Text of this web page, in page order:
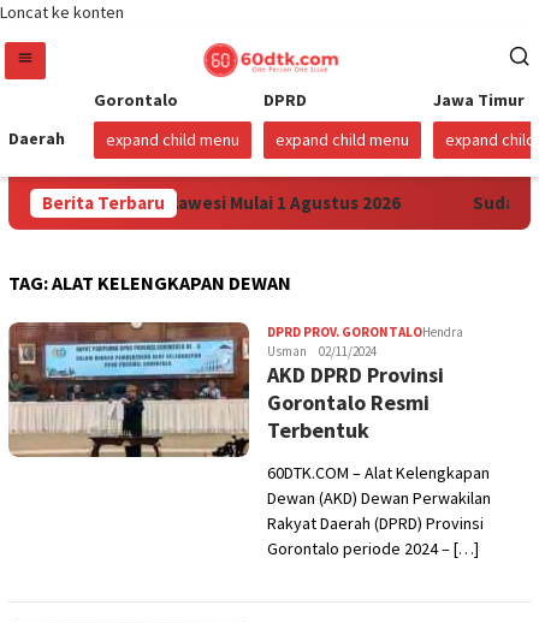
Loncat ke konten
Daerah
Gorontalo
expand child menu
DPRD
expand child menu
Jawa Timur
expand child
Berita Terbaru
Pertamax di Sulawesi Mulai 1 Agustus 2026 Sudah
TAG:ALAT KELENGKAPAN DEWAN
DPRD PROV. GORONTALOHendra
Usman
02/11/2024
AKD DPRD Provinsi
Gorontalo Resmi
Terbentuk
60DTK.COM – Alat Kelengkapan
Dewan (AKD) Dewan Perwakilan
Rakyat Daerah (DPRD) Provinsi
Gorontalo periode 2024 – […]